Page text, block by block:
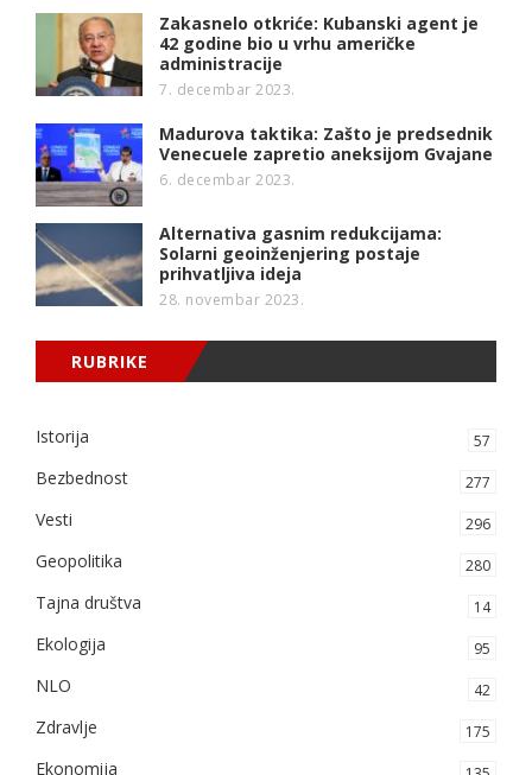
Zakasnelo otkriće: Kubanski agent je
42 godine bio u vrhu američke
administracije
7. decembar 2023.
Madurova taktika: Zašto je predsednik
Venecuele zapretio aneksijom Gvajane
6. decembar 2023.
Alternativa gasnim redukcijama:
Solarni geoinženjering postaje
prihvatljiva ideja
28. novembar 2023.
RUBRIKE
Istorija 57
Bezbednost 277
Vesti 296
Geopolitika 280
Tajna društva 14
Ekologija 95
NLO 42
Zdravlje 175
Ekonomija